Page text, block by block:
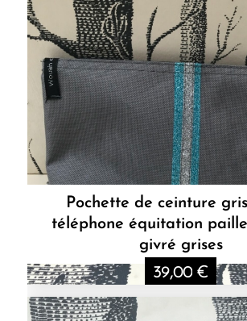
Pochette de ceinture
téléphone équitation
givré grises
39,00 €